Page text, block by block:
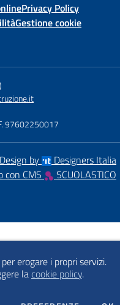
Privacy Policy
Gestione cookie
97602250017
by
Designers Italia
con CMS
SCUOLASTICO
erogare i propri servizi.
la cookie policy.